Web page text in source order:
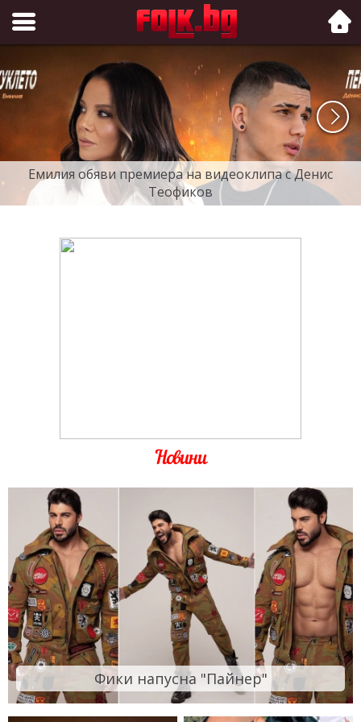
Folk.bg
Емилия обяви премиера на видеоклипа с Денис
Теофиков
Новини
Фики напусна "Пайнер"